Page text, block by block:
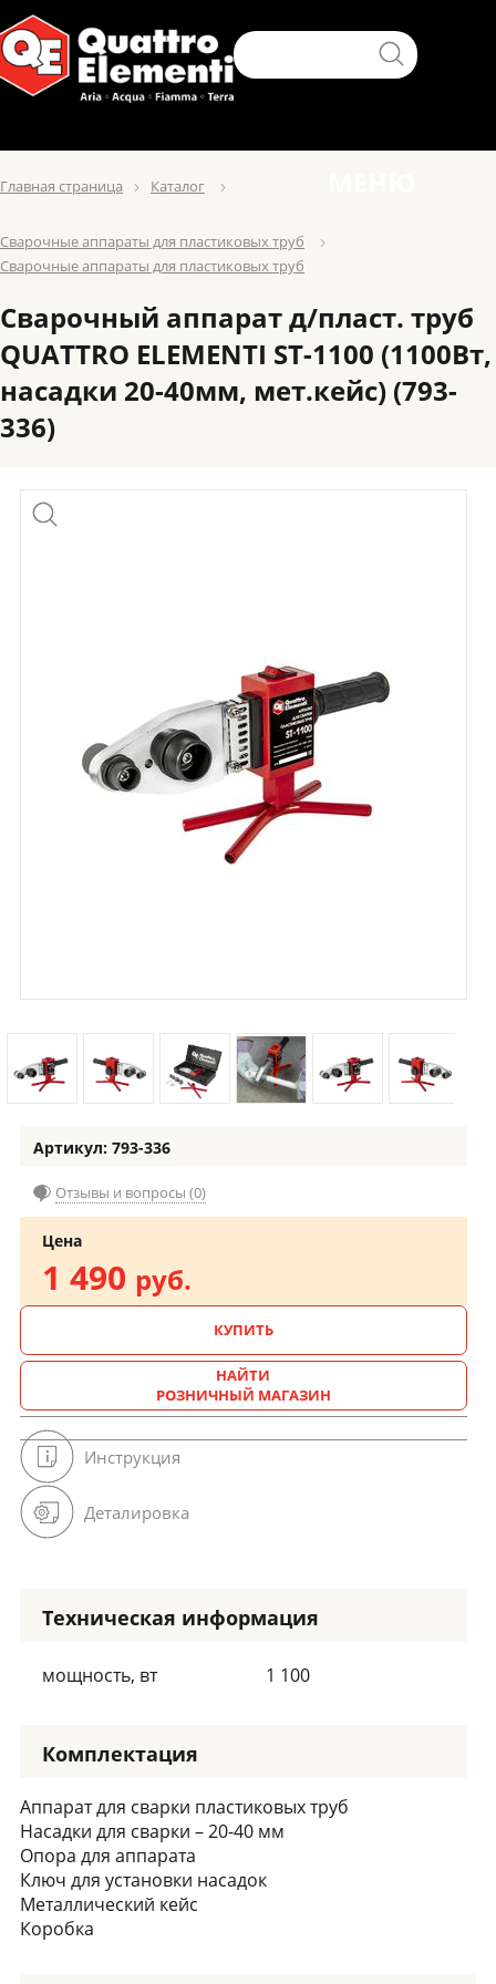
Главная страница Каталог
Сварочные аппараты для пластиковых труб
Сварочные аппараты для пластиковых труб
Сварочный аппарат д/пласт. труб
QUATTRO ELEMENTI ST-1100 (1100Вт,
насадки 20-40мм, мет.кейc) (793-
336)
Артикул: 793-336
Отзывы и вопросы (0)
Цена
1 490 руб.
КУПИТЬ
НАЙТИ
РОЗНИЧНЫЙ МАГАЗИН
Инструкция
Деталировка
Техническая информация
мощность, вт 1 100
Комплектация
Аппарат для сварки пластиковых труб
Насадки для сварки – 20-40 мм
Опора для аппарата
Ключ для установки насадок
Металлический кейс
Коробка